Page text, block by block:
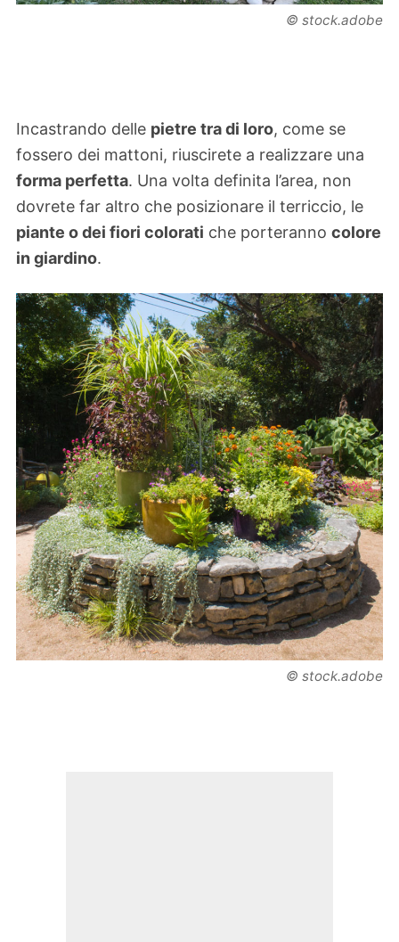
© stock.adobe
Incastrando delle pietre tra di loro, come se
fossero dei mattoni, riuscirete a realizzare una
forma perfetta. Una volta definita l’area, non
dovrete far altro che posizionare il terriccio, le
piante o dei fiori colorati che porteranno colore
in giardino.
© stock.adobe